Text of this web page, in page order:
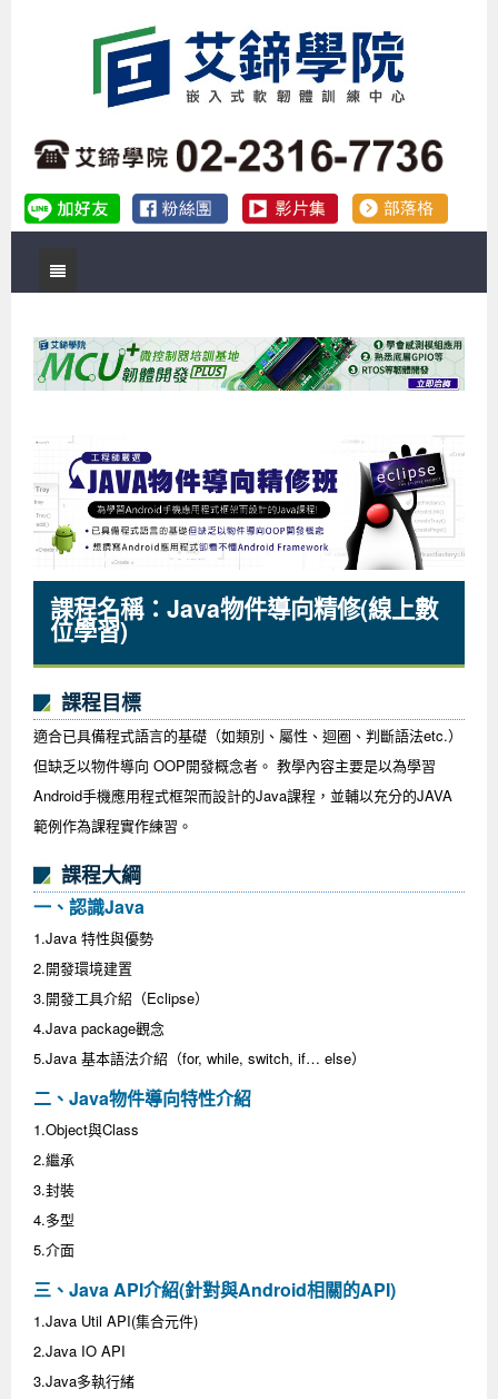
關於艾鍗
企業預約徵才
儲備講師計劃
最新補助課程
公司簡介
師資介紹
開發板介紹
環境設備
最新職缺
艾鍗新聞
獲獎與榮耀
交通資訊
課程說明會
課程說明會
政府補助職訓說明會
嵌入式Linux開發系列課程
[學程] 嵌入式Linux開發實務
Linux系統建置實務
Linux系統程式設計
Linux驅動程式設計實戰
ARM Boot Loader設計
Linux Socket網路程式設計
Raspberry Pi之Python程式設計硬體控制
MCU韌體設計系列課程
ARM MCU單晶片韌體開發
USB韌體設計
STM32嵌入式開發實戰
[學程]MCU韌體設計實戰
TI MSP430微控制器開發
生醫感測器整合設計班
穿戴式裝置應用開發
嵌入式即時作業系統FreeRTOS 設計實作
硬體/IC設計系列課程
全能電路設計實戰班
FPGA 數位IC設計實戰
感測電路設計與應用
Allegro/PCB Layout設計
工業電子丙級輔導考照課程
[學程]感測電路Plus+MCU韌體設計實戰
AI人工智慧系列課程
iPAS AI應用規劃師能力鑑定課程
AI深度學習與影像辨識實戰
AI雲端原生與MLOps自動化實務
AI機器學習與深度學習實戰班
AI課程總覽頁
AI邊緣運算實作TensorFlow Lite for MCU
AIoT智能聯網運算實戰
AI深度學習之問答系統實作
AI強化學習 - 自動控制應用
讓 AI 成為你的數位同事
iPAS經濟部產業人才能力鑑定
iPAS AI應用規劃師能力鑑定
iPAS AIoT 應用工程師(物聯網類)
iPAS巨量資料分析師
Web及雲端系列課程
Kubernetes雲原生實戰班
AI雲端原生與MLOps自動化實務
Web全端開發應用班
資訊安全實務
物聯網Web整合應用實作
[學程]物聯網全端與深度學習整合
物聯網開發系列課程
[學程]物聯網整合開發實戰
5G技術-SDN與Mininet實作
嵌入式物聯網開發實戰
[學程]物聯網全端與深度學習整合
iPAS AIoT應用工程師(物聯網類)
5G-SDN通訊系列課程
ROS機器人自走車系統開發應用
ROS機器手臂控制&演算法實戰
智能機器人系統整合開發
電腦視覺與影像處理課程
影像課程總覽
電腦視覺與影像處理
AI深度學習與影像辨識實戰
嵌入式Linux開發與AI影像辨識
智能機器人系統整合開發
ARM系列課程
ARM mbed 物聯網平台應用實作
ARM Boot Loader設計
ARM Cortex-M0 應用整合設計
程式語言系列課程
C語言程式設計
資料結構精修班
C++程式設計
Python程式實戰養成學程
Python程式設計
Python程式設計(舊)
APCS寒暑假程式檢定班
Android系列課程
Android嵌入式平台開發訓練班
Android APP 實戰開發學程
Android Framework
Android ADK周邊裝置開發班
iOS程式開發系列課程
iPhone程式設計基礎班
iPhone程式設計進階班
Android嵌入式平台開發訓練班
TI MSP430微控制器開發
產品應用系列課程
生醫感測器整合設計班
NFC無線通訊設計實作班
物聯網Web整合應用實作班
轉職就業班
AIoT人工智慧與物聯網實戰人才就業班
AI智能醫療電子產品開發人才就業班
物聯網平台開發人才養成班(政府+企業雙重補助)
實體課程總覽
數位課程
熱門課程
讓 AI 成為你的數位同事
AI雲端原生與MLOps自動化實務
n8n 零基礎工作自動化實戰班
Vibe Coding：AI 協作全端開發實戰班
iPAS AI應用規劃師能力鑑定課程
數位課程總覽
嵌入式Linux開發系列
嵌入式Linux學程(數位豪華版)
Linux系統程式設計
Linux驅動程式
ARM Boot Loader
使用C語言控制Raspberry Pi
Raspberry Pi 開發入門
MCU韌體開發系列
MCU韌體設計
Python硬體控制-Pi Pico物聯網實作
Edge AI與Pi Pico實作應用
AI邊緣運算實作TensorFlow Lite for MCU
AI人工智慧系列課程
iPAS AI應用規劃師能力鑑定課程
Vibe Coding：AI協作全端開發
生成式AI能力認證
Python機器學習與深度學習
AI雲端原生與MLOps自動化實務
AI邊緣運算實作-TFL for MCU
自然語言處理與大型語言模型
資料分析與視覺化
非監督式學習
Edge AI與Pi Pico實作應用
電腦視覺演算法-人臉識別實戰
OpenVINO邊緣運算實務
iPAS巨量資料分析師考照班
Web及雲端系列課程
kubernetes雲原生實戰班
AI雲端原生與MLOps自動化實務
IoT物聯網開發系列
物聯網整合開發與應用
iPAS AIoT應用工程師(物聯網類)
5G - SDN與Mininet實作
iPAS產業人才能力鑑定系列
iPAS AIoT應用工程師(物聯網類)
iPAS巨量資料分析師
iPAS機器學習工程師
高中生升學超前部署課程總覽
APCS檢定 Python課程
APCS檢定 C++課程
APCS檢定 C語言課程
APCS檢定培訓課程
【遠距同步】APCS寒/暑假營隊
【遠距同步】青少年AI冬/夏令營
青少年AI人工智慧實作班
程式語言系列
C語言程式設計
資料結構
Python程式設計
JavaScript程式設計
C++程式設計
Python進階程式設計：從資料結構到演算法
Python程式實戰養成學程
Raspberry Pi系列
Linux & C語言硬體控制
Python硬體控制-Pi Pico
Raspberry Pi 使用入門
Edge AI與Raspberry Pi Pico實作應用
硬體控制使用Python
用樹莓派實現物聯網
5G-SDN通訊系列課程
5G關鍵技術- SDN與Mininet實作
創意程式設計系列
micro:bit 創意程式設計
Scratch 創意程式設計
補助專班
待業青年職訓課程(29歲以下)
Kubernetes工程師養成班
[假日班]AI邊緣運算實作TensorFlow Lite for MCU
[假日班]物聯網資訊安全實務
更多...
企業服務
企業教育訓練
企業儲值優惠方案
艾鍗企業VIP會員
企業徵才
研發設計服務
電腦教室租借服務[台北]
研討活動
學員專區
會員優惠
學員見證
資訊專區
廠商求才
學員常見問題
最新成果展
工程師學習地圖
學員專屬提問平台
前進校園
校園巡迴講座
研發實習生計畫
青少年AI人工智慧實作班[高中生]
高中生升學超前部署課程總覽
會員優惠
課程名稱：Java物件導向精修(線上數
位學習)
課程目標
適合已具備程式語言的基礎（如類別、屬性、迴圈、判斷語法etc.）
但缺乏以物件導向 OOP開發概念者。 教學內容主要是以為學習
Android手機應用程式框架而設計的Java課程，並輔以充分的JAVA
範例作為課程實作練習。
課程大綱
一、認識Java
1.Java 特性與優勢
2.開發環境建置
3.開發工具介紹（Eclipse）
4.Java package觀念
5.Java 基本語法介紹（for, while, switch, if… else）
二、Java物件導向特性介紹
1.Object與Class
2.繼承
3.封裝
4.多型
5.介面
三、Java API介紹(針對與Android相關的API)
1.Java Util API(集合元件)
2.Java IO API
3.Java多執行緒